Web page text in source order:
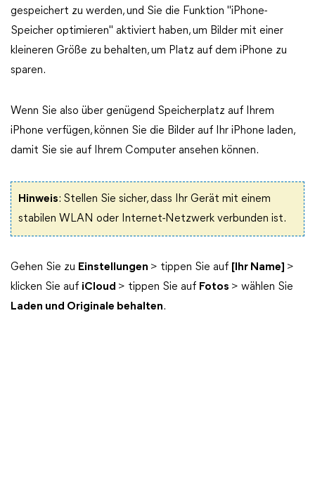
gespeichert zu werden, und Sie die Funktion "iPhone-
Speicher optimieren" aktiviert haben, um Bilder mit einer
kleineren Größe zu behalten, um Platz auf dem iPhone zu
sparen.
Wenn Sie also über genügend Speicherplatz auf Ihrem
iPhone verfügen, können Sie die Bilder auf Ihr iPhone laden,
damit Sie sie auf Ihrem Computer ansehen können.
Hinweis: Stellen Sie sicher, dass Ihr Gerät mit einem
stabilen WLAN oder Internet-Netzwerk verbunden ist.
Gehen Sie zu Einstellungen > tippen Sie auf [Ihr Name] >
klicken Sie auf iCloud > tippen Sie auf Fotos > wählen Sie
Laden und Originale behalten.